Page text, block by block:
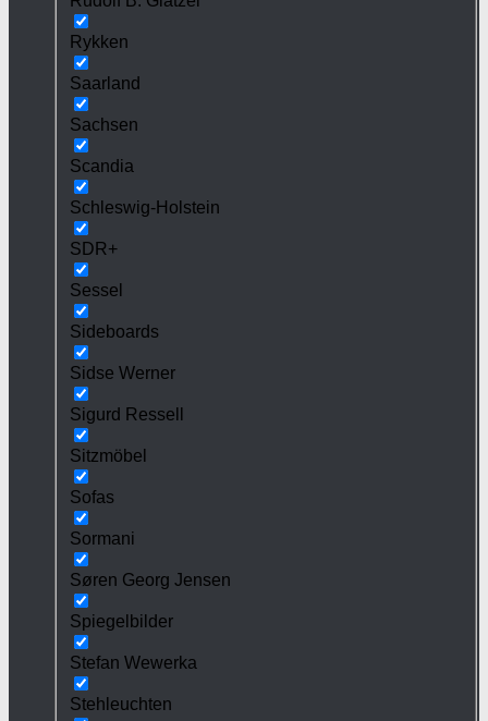
Rykken
Saarland
Sachsen
Scandia
Schleswig-Holstein
SDR+
Sessel
Sideboards
Sidse Werner
Sigurd Ressell
Sitzmöbel
Sofas
Sormani
Søren Georg Jensen
Spiegelbilder
Stefan Wewerka
Stehleuchten